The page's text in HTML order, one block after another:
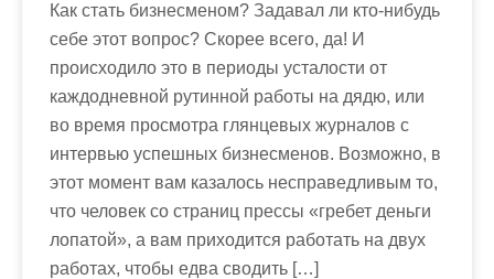
Как стать бизнесменом? Задавал ли кто-нибудь
себе этот вопрос? Скорее всего, да! И
происходило это в периоды усталости от
каждодневной рутинной работы на дядю, или
во время просмотра глянцевых журналов с
интервью успешных бизнесменов. Возможно, в
этот момент вам казалось несправедливым то,
что человек со страниц прессы «гребет деньги
лопатой», а вам приходится работать на двух
работах, чтобы едва сводить […]